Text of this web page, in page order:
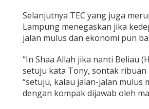
P
e
t
a
i
Selanjutnya TEC yang juga
Lampung menegaskan jika
jalan mulus dan ekonomi pun
“In Shaa Allah jika nanti Beliau
setuju kata Tony, sontak
“setuju, kalau jalan-jalan mulus
dengan kompak dijawab oleh